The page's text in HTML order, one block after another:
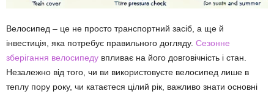
Велосипед – це не просто транспортний засіб, а ще й
інвестиція, яка потребує правильного догляду. Сезонне
зберігання велосипеду впливає на його довговічність і стан.
Незалежно від того, чи ви використовуєте велосипед лише в
теплу пору року, чи катаєтеся цілий рік, важливо знати основні